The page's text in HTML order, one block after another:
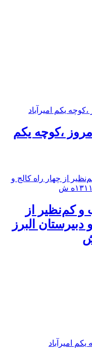
،کوچه یکم
کم‌نظیر از
دبيرستان البرز